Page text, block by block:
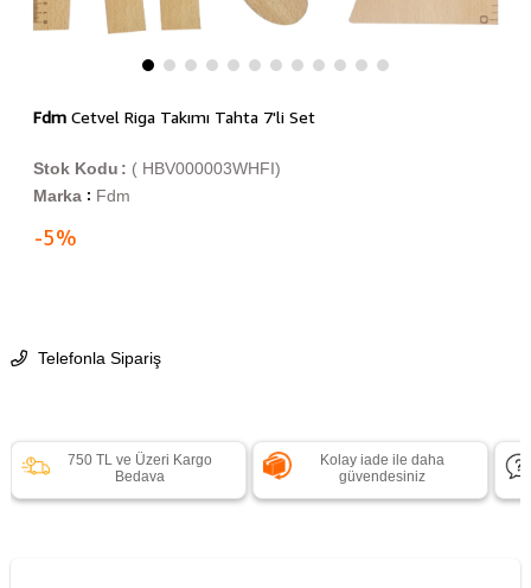
FdmCetvel Riga Takımı Tahta 7'li Set
( HBV000003WHFI)
Stok Kodu
Marka : Fdm
-5%
Telefonla Sipariş
750 TL ve Üzeri Kargo
Bedava
Kolay iade ile daha
güvendesiniz